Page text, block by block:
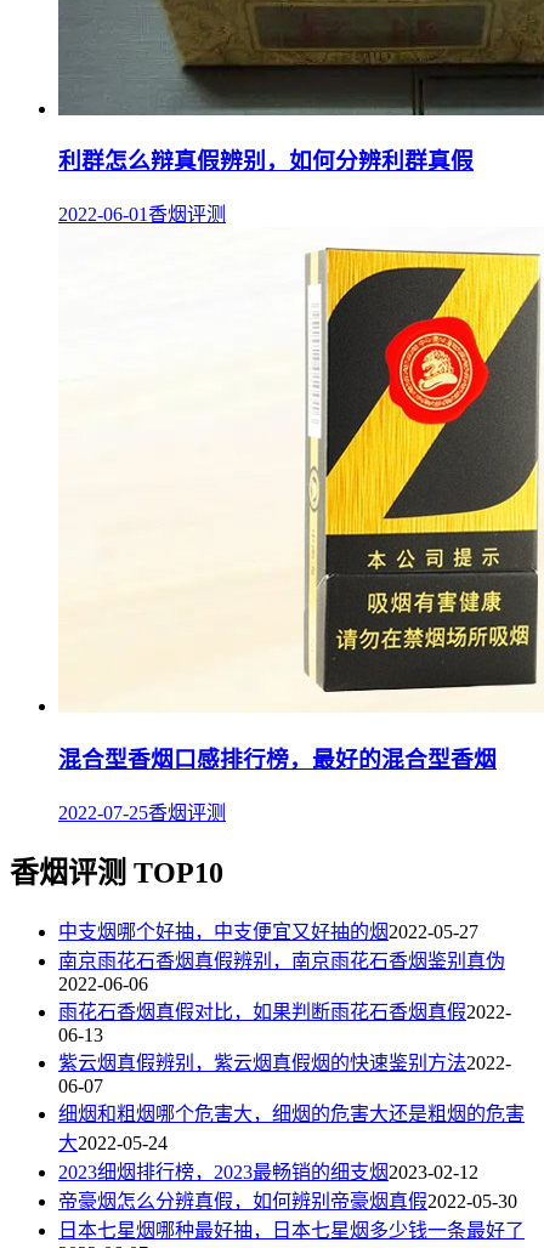
利群怎么辩真假辨别，如何分辨利群真假
2022-06-01 香烟评测
混合型香烟口感排行榜，最好的混合型香烟
2022-07-25香烟评测
香烟评测 TOP10
中支烟哪个好抽，中支便宜又好抽的烟2022-05-27
南京雨花石香烟真假辨别，南京雨花石香烟鉴别真伪
2022-06-06
雨花石香烟真假对比，如果判断雨花石香烟真假2022-
06-13
紫云烟真假辨别，紫云烟真假烟的快速鉴别方法2022-
06-07
细烟和粗烟哪个危害大，细烟的危害大还是粗烟的危害
大2022-05-24
2023细烟排行榜，2023最畅销的细支烟2023-02-12
帝豪烟怎么分辨真假，如何辨别帝豪烟真假2022-05-30
日本七星烟哪种最好抽，日本七星烟多少钱一条最好了